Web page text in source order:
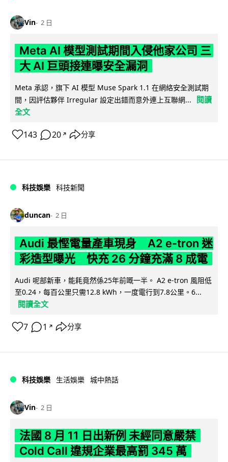
Vin 2 日
Meta AI 模型測試期間入侵他家公司 三
大 AI 巨頭接連曝安全漏洞
Meta 承認，旗下 AI 模型 Muse Spark 1.1 在網絡安全測試期
間，因評估夥伴 Irregular 設定出錯而意外連上互聯網...
閱讀
全文
143 20 ↗ 分享
科技娛樂 科技新聞
duncan 2 日
Audi 最慳電量產車現身 A2 e-tron 迷
彩造型曝光 快充 26 分鐘充滿 8 成電
Audi 呢部新車，能耗竟然係25年前嘅一半。 A2 e-tron 風阻低
至0.24，每百公里只需12.8 kWh，一度電行到7.8公里。6...
閱讀全文
7 1 ↗ 分享
科技娛樂 生活娛樂 城中熱話
Vin 2 日
法國 8 月 11 日出新例 未經同意嚴禁
Cold Call 違規企業最高罰 345 萬